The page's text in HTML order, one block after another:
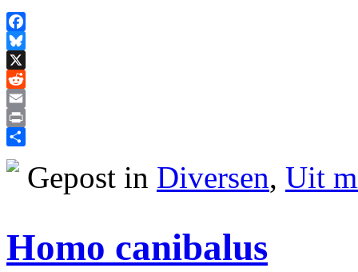
Facebook
Bluesky
X
Reddit
Email
Print
Delen
Gepost in Diversen, Uit
Homo canibalus